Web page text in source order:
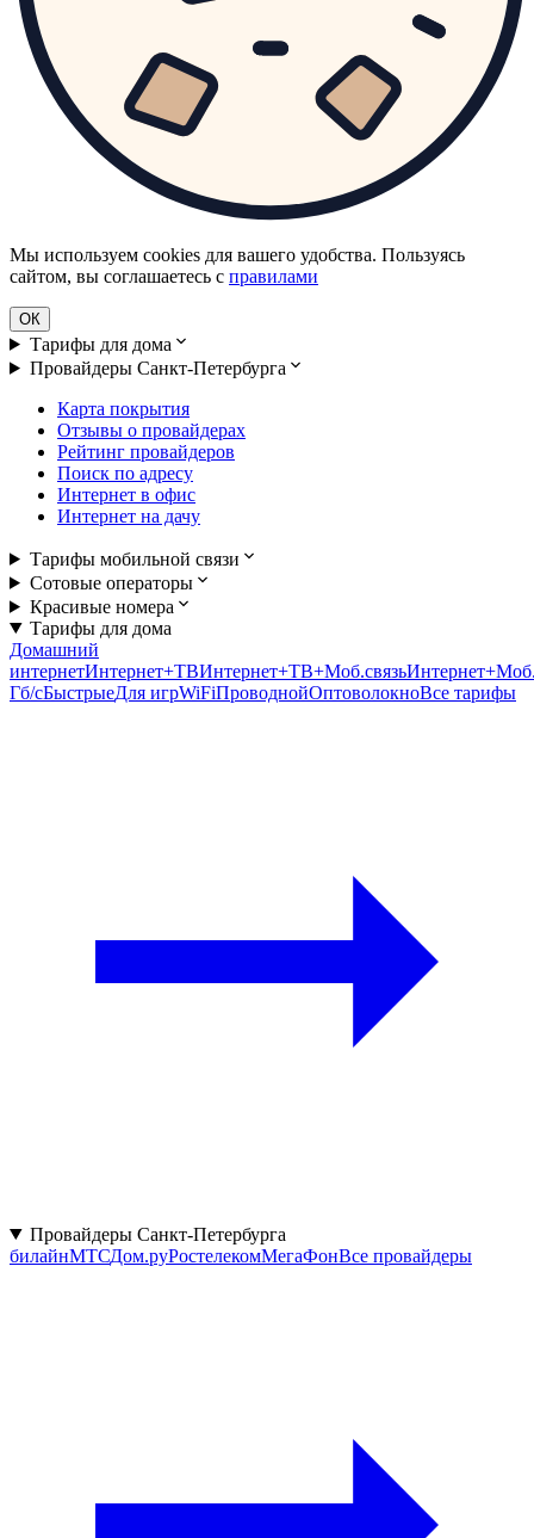
Мы используем cookies для вашего удобства. Пользуясь
сайтом, вы соглашаетесь с правилами
ОК
Тарифы для дома
Провайдеры Санкт-Петербурга
Карта покрытия
Отзывы о провайдерах
Рейтинг провайдеров
Поиск по адресу
Интернет в офис
Интернет на дачу
Тарифы мобильной связи
Сотовые операторы
Красивые номера
Тарифы для дома
Домашний
интернетИнтернет+ТВИнтернет+ТВ+Моб.связь
Гб/cБыстрыеДля игрWiFiПроводнойОптоволокноВсе тарифы
Провайдеры Санкт-Петербурга
билайнМТСДом.руРостелекомМегаФонВсе провайдеры